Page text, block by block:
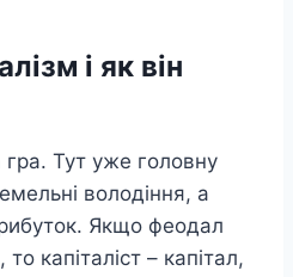
і як він
гра. Тут уже головну
володіння, а
Якщо феодал
капіталіст – капітал,